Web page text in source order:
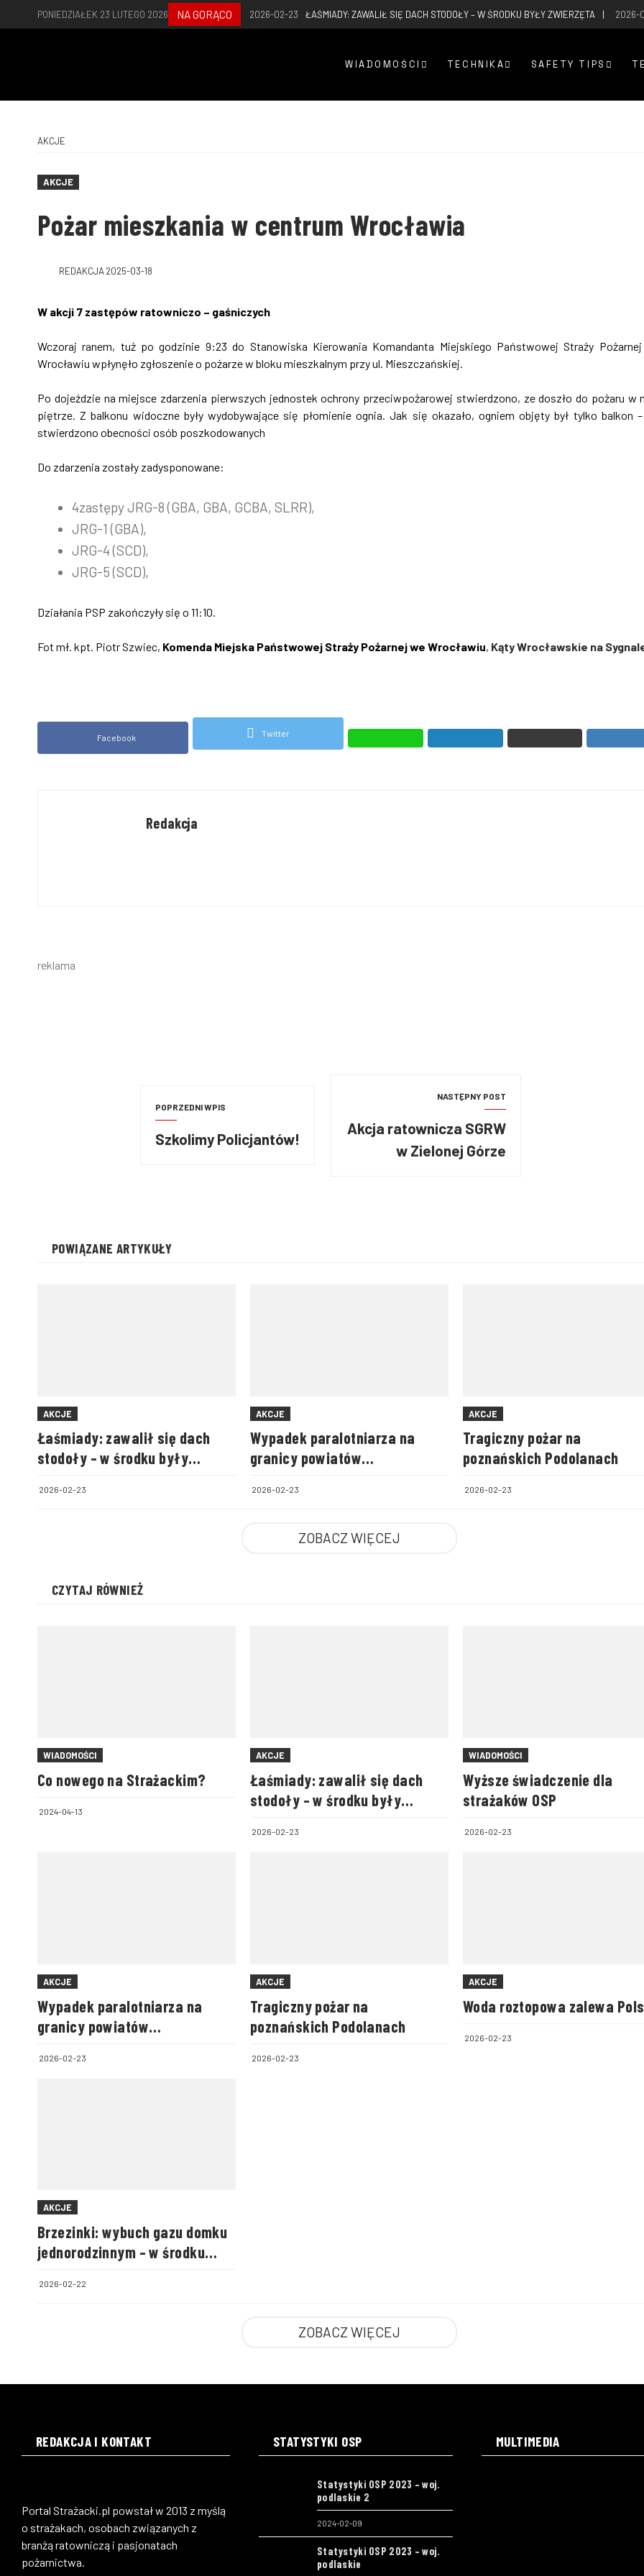
PONIEDZIAŁEK 23 LUTEGO 2026 NA GORĄCO 2026-02-23 ŁAŚMIADY: ZAWALIŁ SIĘ DACH STODOŁY – W ŚRODKU BYŁY ZWIERZĘTA 2026-
WIADOMOŚCI TECHNIKA SAFETY TIPS
AKCJE
AKCJE
Pożar mieszkania w centrum Wrocławia
REDAKCJA 2025-03-18
W akcji 7 zastępów ratowniczo – gaśniczych
Wczoraj ranem, tuż po godzinie 9:23 do Stanowiska Kierowania Komandanta Miejskiego Państwowej Straży
Wrocławiu wpłynęło zgłoszenie o pożarze w bloku mieszkalnym przy ul. Mieszczańskiej.
Po dojeździe na miejsce zdarzenia pierwszych jednostek ochrony przeciwpożarowej stwierdzono, ze doszło do pożaru w
piętrze. Z balkonu widoczne były wydobywające się płomienie ognia. Jak się okazało, ogniem objęty był tylko balkon
stwierdzono obecności osób poszkodowanych
Do zdarzenia zostały zadysponowane:
4zastępy JRG-8 (GBA, GBA, GCBA, SLRR),
JRG-1 (GBA),
JRG-4 (SCD),
JRG-5 (SCD),
Działania PSP zakończyły się o 11:10.
Fot mł. kpt. Piotr Szwiec, Komenda Miejska Państwowej Straży Pożarnej we Wrocławiu, Kąty Wrocławskie na
Facebook Twitter
Redakcja
reklama
POPRZEDNI WPIS
Szkolimy Policjantów!
NASTĘPNY POST
Akcja ratownicza SGRW
w Zielonej Górze
POWIĄZANE ARTYKUŁY
AKCJE
Łaśmiady: zawalił się dach
stodoły – w środku były
2026-02-23
AKCJE
Wypadek paralotniarza na
granicy powiatów
2026-02-23
AKCJE
Tragiczny pożar na
poznańskich Podolanach
2026-02-23
ZOBACZ WIĘCEJ
CZYTAJ RÓWNIEŻ
WIADOMOŚCI
Co nowego na Strażackim?
2024-04-13
AKCJE
Łaśmiady: zawalił się dach
stodoły – w środku były
2026-02-23
WIADOMOŚCI
Wyższe świadczenie dla
strażaków OSP
2026-02-23
AKCJE
Wypadek paralotniarza na
granicy powiatów
2026-02-23
AKCJE
Tragiczny pożar na
poznańskich Podolanach
2026-02-23
AKCJE
Woda roztopowa zalewa
2026-02-23
AKCJE
Brzezinki: wybuch gazu domku
jednorodzinnym – w środku
2026-02-22
ZOBACZ WIĘCEJ
REDAKCJA I KONTAKT
Portal Strażacki.pl powstał w 2013 z myślą
o strażakach, osobach związanych z
branżą ratowniczą i pasjonatach
pożarnictwa.
STATYSTYKI OSP
Statystyki OSP 2023 – woj.
podlaskie 2
2024-02-09
Statystyki OSP 2023 – woj.
podlaskie
MULTIMEDIA